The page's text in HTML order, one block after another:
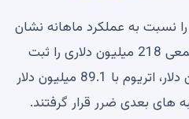
نسبت به عملکرد ماهانه نشان
داد، که در آن بازار خروجی تجمعی 218 میلیون دلاری را ثبت
کرد. بیت کوین با 145 میلیون دلار، اتریوم با 89.1 میلیون دلار